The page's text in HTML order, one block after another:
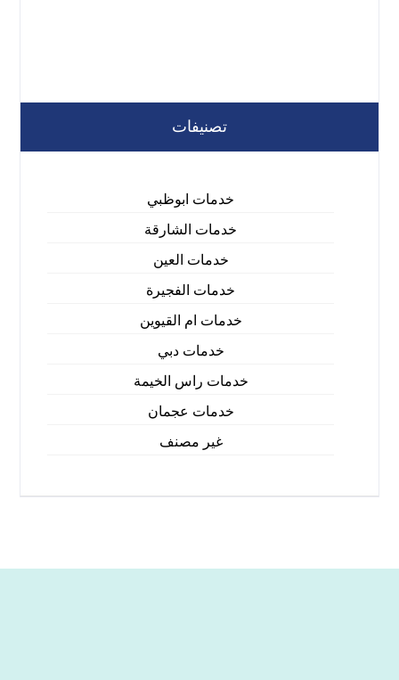
تصنيفات
خدمات ابوظبي
خدمات الشارقة
خدمات العين
خدمات الفجيرة
خدمات ام القيوين
خدمات دبي
خدمات راس الخيمة
خدمات عجمان
غير مصنف